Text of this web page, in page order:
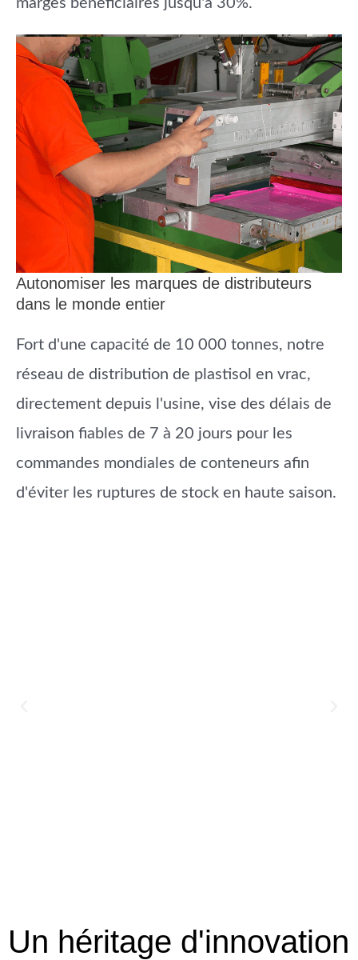
marges bénéficiaires jusqu'à 30%.
Autonomiser les marques de distributeurs
dans le monde entier
Fort d'une capacité de 10 000 tonnes, notre
réseau de distribution de plastisol en vrac,
directement depuis l'usine, vise des délais de
livraison fiables de 7 à 20 jours pour les
commandes mondiales de conteneurs afin
d'éviter les ruptures de stock en haute saison.
Un héritage d'innovation